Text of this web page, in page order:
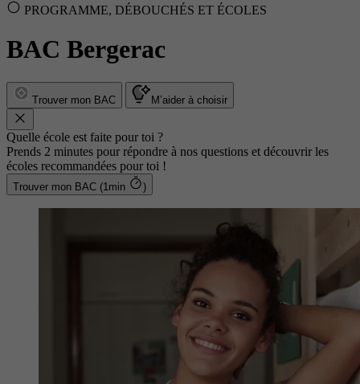
PROGRAMME, DÉBOUCHÉS ET ÉCOLES
BAC Bergerac
Trouver mon BAC M’aider à choisir
Quelle école est faite pour toi ?
Prends 2 minutes pour répondre à nos questions et découvrir les
écoles recommandées pour toi !
Trouver mon BAC (1min )